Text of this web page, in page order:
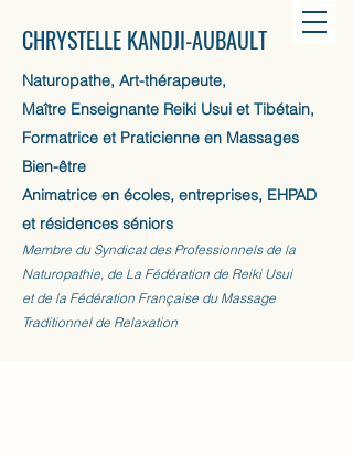
CHRYSTELLE KANDJI-AUBAULT
Naturopathe, Art-thérapeute,
Maître Enseignante Reiki Usui et Tibétain,
Formatrice et Praticienne en Massages
Bien-être
Animatrice en écoles, entreprises, EHPAD
et résidences séniors
Membre du Syndicat des Professionnels de la
Naturopathie, de La Fédération de Reiki Usui
et de la Fédération Française du Massage
Traditionnel de Relaxation